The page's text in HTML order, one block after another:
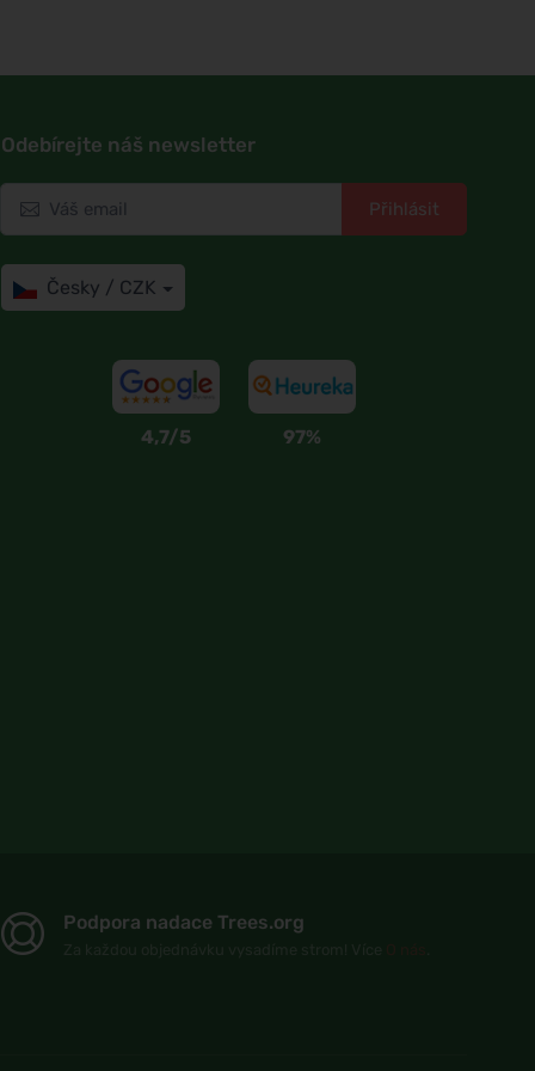
Odebírejte náš newsletter
Přihlásit
Česky / CZK
4,7/5 97%
Podpora nadace Trees.org